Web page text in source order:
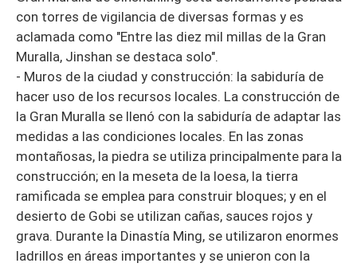
con torres de vigilancia de diversas formas y es
aclamada como "Entre las diez mil millas de la Gran
Muralla, Jinshan se destaca solo".
- Muros de la ciudad y construcción: la sabiduría de
hacer uso de los recursos locales. La construcción de
la Gran Muralla se llenó con la sabiduría de adaptar las
medidas a las condiciones locales. En las zonas
montañosas, la piedra se utiliza principalmente para la
construcción; en la meseta de la loesa, la tierra
ramificada se emplea para construir bloques; y en el
desierto de Gobi se utilizan cañas, sauces rojos y
grava. Durante la Dinastía Ming, se utilizaron enormes
ladrillos en áreas importantes y se unieron con la